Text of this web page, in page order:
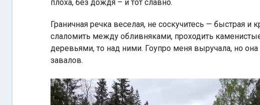
плоха, без дождя – и тот славно.
Граничная речка веселая, не соскучитесь — быстрая и
слаломить между обливняками, проходить
деревьями, то над ними. Гоупро меня выручала, но
завалов.